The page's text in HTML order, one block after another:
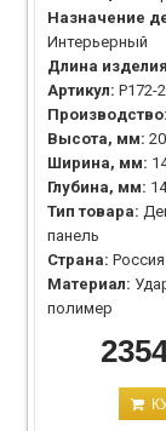
Назначение
Интерьерный
Длина
Артикул: P172-
Высота, мм:
Ширина, мм:
Глубина, мм:
Тип товара:
панель
Страна: Россия
Материал:
полимер